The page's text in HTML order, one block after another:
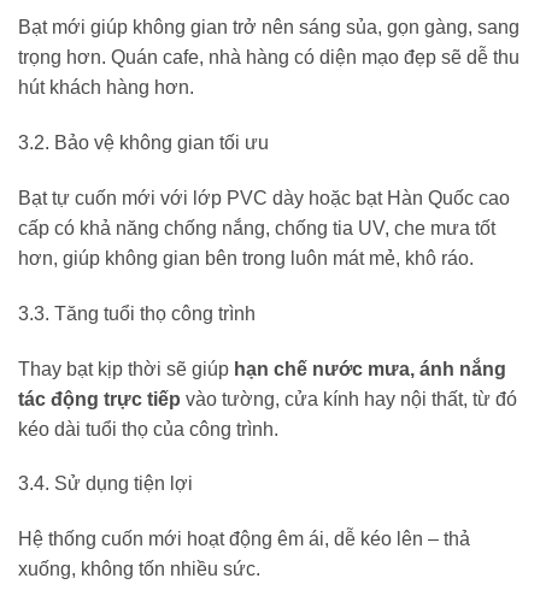
Bạt mới giúp không gian trở nên sáng sủa, gọn gàng, sang
trọng hơn. Quán cafe, nhà hàng có diện mạo đẹp sẽ dễ thu
hút khách hàng hơn.
3.2. Bảo vệ không gian tối ưu
Bạt tự cuốn mới với lớp PVC dày hoặc bạt Hàn Quốc cao
cấp có khả năng chống nắng, chống tia UV, che mưa tốt
hơn, giúp không gian bên trong luôn mát mẻ, khô ráo.
3.3. Tăng tuổi thọ công trình
Thay bạt kịp thời sẽ giúp hạn chế nước mưa, ánh nắng
tác động trực tiếp vào tường, cửa kính hay nội thất, từ đó
kéo dài tuổi thọ của công trình.
3.4. Sử dụng tiện lợi
Hệ thống cuốn mới hoạt động êm ái, dễ kéo lên – thả
xuống, không tốn nhiều sức.